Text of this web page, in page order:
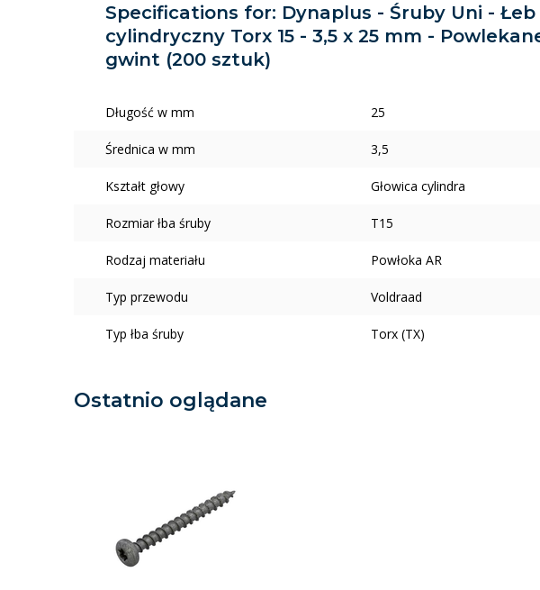
Specifications for: Dynaplus - Śruby Uni - Łeb
cylindryczny Torx 15 - 3,5 x 25 mm -
gwint (200 sztuk)
Długość w mm 25
Średnica w mm 3,5
Kształt głowy Głowica cylindra
Rozmiar łba śruby T15
Rodzaj materiału Powłoka AR
Typ przewodu Voldraad
Typ łba śruby Torx (TX)
Ostatnio oglądane